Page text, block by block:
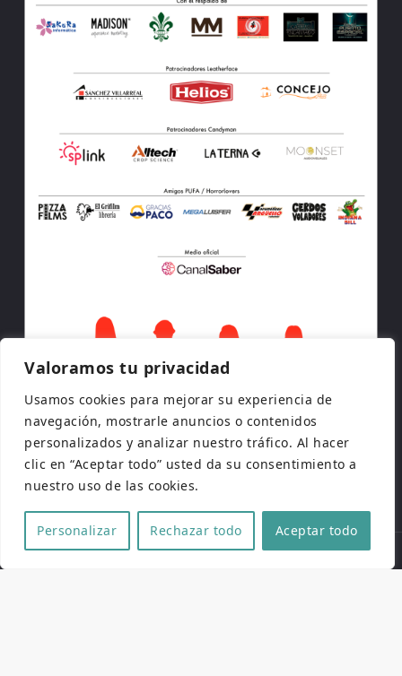
Valoramos tu privacidad
Usamos cookies para mejorar su experiencia de
navegación, mostrarle anuncios o contenidos
personalizados y analizar nuestro tráfico. Al hacer
clic en “Aceptar todo” usted da su consentimiento a
nuestro uso de las cookies.
Personalizar Rechazar todo Aceptar todo